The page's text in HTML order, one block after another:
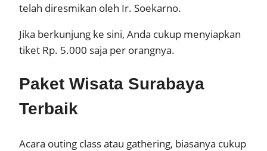
telah diresmikan oleh Ir. Soekarno.
Jika berkunjung ke sini, Anda cukup menyiapkan
tiket Rp. 5.000 saja per orangnya.
Paket Wisata Surabaya
Terbaik
Acara outing class atau gathering, biasanya cukup